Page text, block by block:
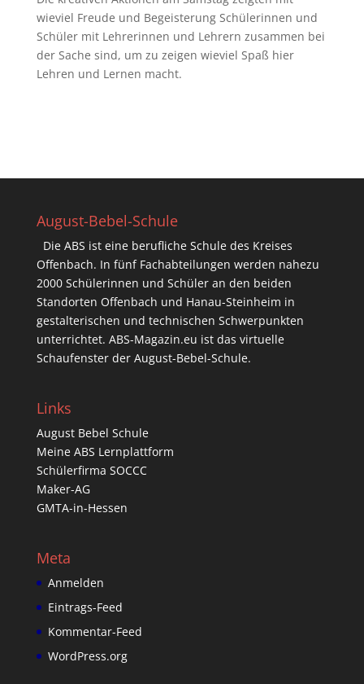
wieviel Freude und Begeisterung Schülerinnen und
Schüler mit Lehrerinnen und Lehrern zusammen bei
der Sache sind, um zu zeigen wieviel Spaß hier
Lehren und Lernen macht.
August-Bebel-Schule
Die ABS ist eine berufliche Schule des Kreises
Offenbach. In fünf Fachabteilungen werden nahezu
2000 Schülerinnen und Schüler an den beiden
Standorten Offenbach und Hanau-Steinheim in
gestalterischen und technischen Schwerpunkten
unterrichtet. ABS-Magazin.eu ist das virtuelle
Schaufenster der August-Bebel-Schule.
Links
August Bebel Schule
Meine ABS Lernplattform
Schülerfirma SOCCC
Maker-AG
GMTA-in-Hessen
Meta
Anmelden
Eintrags-Feed
Kommentar-Feed
WordPress.org